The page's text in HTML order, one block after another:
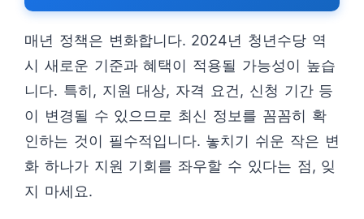
매년 정책은 변화합니다. 2024년 청년수당 역
시 새로운 기준과 혜택이 적용될 가능성이 높습
니다. 특히, 지원 대상, 자격 요건, 신청 기간 등
이 변경될 수 있으므로 최신 정보를 꼼꼼히 확
인하는 것이 필수적입니다. 놓치기 쉬운 작은 변
화 하나가 지원 기회를 좌우할 수 있다는 점, 잊
지 마세요.